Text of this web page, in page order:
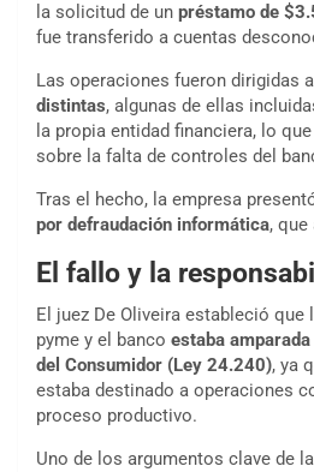
la solicitud de un préstamo de
fue transferido a cuentas
Las operaciones fueron dirigidas a
distintas, algunas de ellas
la propia entidad financiera, lo
sobre la falta de controles del
Tras el hecho, la empresa
por defraudación informática,
El fallo y la
El juez De Oliveira estableció que
pyme y el banco estaba
del Consumidor (Ley 24.240), ya
estaba destinado a operaciones
proceso productivo.
Uno de los argumentos clave de